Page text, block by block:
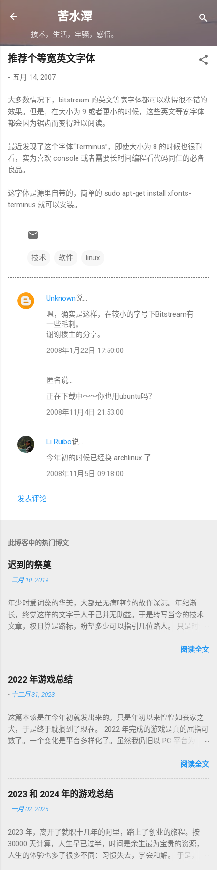
跳至主要内容
苦水潭
技术，生活，牢骚，感悟。
推荐个等宽英文字体
- 五月 14, 2007
大多数情况下，bitstream 的英文等宽字体都可以获得很不错的
效果。但是，在大小为 9 或者更小的时候，这些英文等宽字体
都会因为锯齿而变得难以阅读。
最近发现了这个字体“Terminus”，即使大小为 8 的时候也很耐
看，实为喜欢 console 或者需要长时间编程看代码同仁的必备
良品。
这字体是源里自带的，简单的 sudo apt-get install xfonts-
terminus 就可以安装。
技术 软件 linux
评
Unknown说…
嗯，确实是这样，在较小的字号下Bitstream有
一些毛刺。
谢谢楼主的分享。
2008年1月22日 17:50:00
匿名说…
正在下载中～～你也用ubuntu吗？
2008年11月4日 21:53:00
Li Ruibo说…
今年初的时候已经换 archlinux 了
2008年11月5日 09:18:00
发表评论
此博客中的热门博文
迟到的祭奠
- 二月 10, 2019
年少时爱词藻的华美，大部是无病呻吟的故作深沉。年纪渐
长，终觉这样的文字于人于己并无助益。于是转写当令的技术
文章，权且算是路标，盼望多少可以指引几位路人。 只是时代
图标为何物，转眼千禧一代业已成人，不知墙为何物。互联网
盛开，RSS 之父自戕，开源日益沦为资本巨鳄博弈的棋子。 这
个光怪陆离的世界，不是游戏中的虚幻场景，却是千千万万个
如我一样的人鞠躬尽瘁亲手打造的魔幻现实。这可是我曾希冀
世界如此复杂，我连这巨轮的去向也无从分辨。 辗转无眠的夜
晚，陪在枕边的便是金庸老先生的几部书。每每读到若有所
悟，才能在黎明前草草小憩。老先生从武侠到无侠，层层递进
喜，又把这个江湖的规则层层解构，推演其间各式人格向现实
投影的境遇和选择。 老先生开卷入世，却又早早封笔，不做答
案，只在笔墨尽处引人向善。困顿时能读到这样的文字，我心
存感激。 枕边已无金庸，经典心中长存。
阅读全文
2022 年游戏总结
- 十二月 31, 2023
这篇本该是在今年初就发出来的。只是年初以来惶惶如丧家之
犬，于是终于耽搁到了现在。 2022 年完成的游戏是真的屈指可
数了。一个变化是平台多样化了。虽然我仍旧以 PC 平台为
Partisans 1941，中文名「苏军游击队 1941」，2022-01-03 通
喜欢这个背景而已，系统并不很出彩，故事中规中矩，人物刻
画一般。估计不是特别喜欢这类题材的同学都不会看到这款游
戏。 Lost Ruins，2022-01-09 通关，GoG 记录 7 小时。萌系像
种，故事属于玩后即忘的类型，到现在只记得有件装备叫死库
水。 Kena: Bridge of Spirits，中文名「凯娜：灵魂之桥」，
2022-02-01 通关，Epic 平台没有耗时记录，不过印象里流程不
阅读全文
2023 和 2024 年的游戏总结
- 一月 02, 2025
2023 年，离开了就职十几年的阿里，踏上了创业的旅程。按
30000 天计算，人生早已过半，时间是余生最为宝贵的资源，
人生的体验也多了很多不同：习惯失去，学会和解。 于是，是